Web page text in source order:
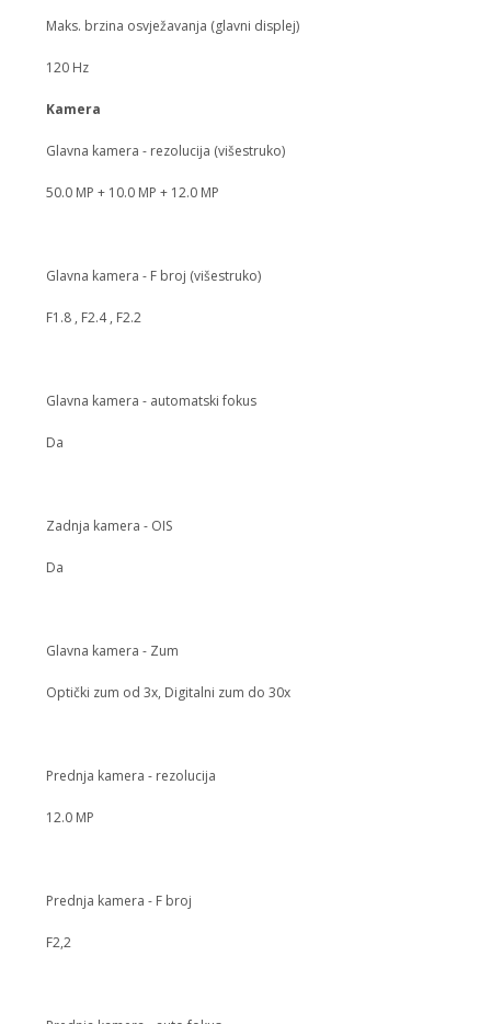
Maks. brzina osvježavanja (glavni displej)
120 Hz
Kamera
Glavna kamera - rezolucija (višestruko)
50.0 MP + 10.0 MP + 12.0 MP
Glavna kamera - F broj (višestruko)
F1.8 , F2.4 , F2.2
Glavna kamera - automatski fokus
Da
Zadnja kamera - OIS
Da
Glavna kamera - Zum
Optički zum od 3x, Digitalni zum do 30x
Prednja kamera - rezolucija
12.0 MP
Prednja kamera - F broj
F2,2